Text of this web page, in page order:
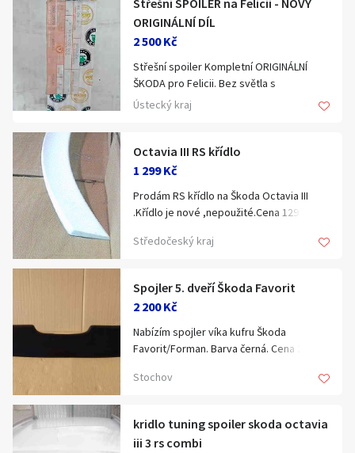
Střešní SPOILER na Felicii - NOVÝ
ORIGINÁLNÍ DÍL
2 500 Kč
Střešní spoiler Kompletní ORIGINÁLNÍ
ŠKODA pro Felicii. Bez světla s
ostřikovačem.
Ústecký kraj
Octavia III RS křídlo
1 299 Kč
Prodám RS křídlo na Škoda Octavia III
.Křídlo je nové ,nepoužité.Cena 1299 kč +
Středočeský kraj
Spojler 5. dveří Škoda Favorit
2 200 Kč
Nabízím spojler víka kufru Škoda
Favorit/Forman. Barva černá. Cena 2200,-
Stochov
kridlo tuning spoiler skoda octavia
iii 3 rs combi
Km
Celá ČR
Jihočeský kraj
Jihomoravský kraj
Zobrazit všechny regiony
Stáří inzerátu
Hledat v textu
Klíčové slovo:
Neuvedeno
Lokalita:
Neuvedeno
Ráno
E-mail
Souhlasím s personalizací nabídek, zasíláním
marketingových materiálů a upozornění.